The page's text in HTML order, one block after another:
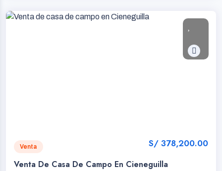
Venta S/ 378,200.00
Venta De Casa De Campo En Cieneguilla